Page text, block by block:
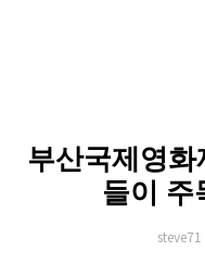
부산국제영
들이 주
steve71